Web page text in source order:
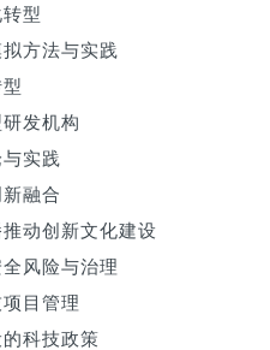
型
方法与实践
发机构
实践
融合
动创新文化建设
风险与治理
目管理
科技政策